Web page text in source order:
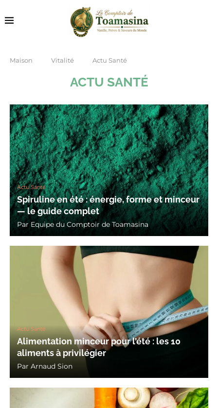
Maison Vitalité Actu Santé
ACTU SANTÉ
Actu Santé
Spiruline en été : énergie, forme et minceur
— le guide complet
Par Equipe du Comptoir de Toamasina
Actu Santé
Alimentation minceur pour l’été : les 10
aliments à privilégier
Par Arnaud Sion